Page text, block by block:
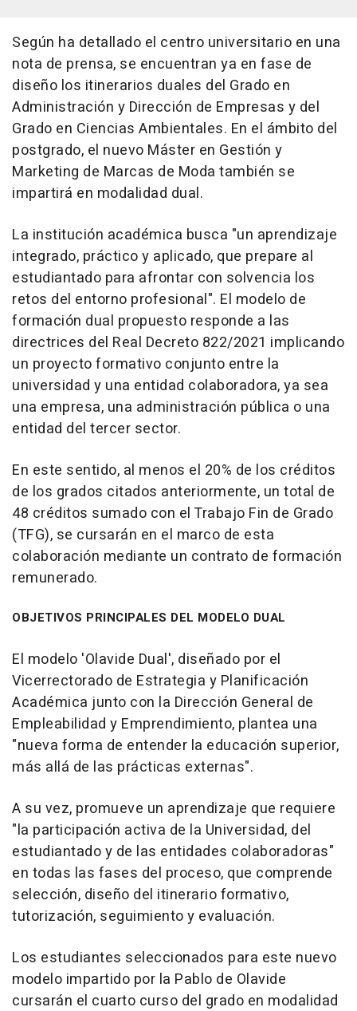
Según ha detallado el centro universitario en una
nota de prensa, se encuentran ya en fase de
diseño los itinerarios duales del Grado en
Administración y Dirección de Empresas y del
Grado en Ciencias Ambientales. En el ámbito del
postgrado, el nuevo Máster en Gestión y
Marketing de Marcas de Moda también se
impartirá en modalidad dual.
La institución académica busca "un aprendizaje
integrado, práctico y aplicado, que prepare al
estudiantado para afrontar con solvencia los
retos del entorno profesional". El modelo de
formación dual propuesto responde a las
directrices del Real Decreto 822/2021 implicando
un proyecto formativo conjunto entre la
universidad y una entidad colaboradora, ya sea
una empresa, una administración pública o una
entidad del tercer sector.
En este sentido, al menos el 20% de los créditos
de los grados citados anteriormente, un total de
48 créditos sumado con el Trabajo Fin de Grado
(TFG), se cursarán en el marco de esta
colaboración mediante un contrato de formación
remunerado.
OBJETIVOS PRINCIPALES DEL MODELO DUAL
El modelo 'Olavide Dual', diseñado por el
Vicerrectorado de Estrategia y Planificación
Académica junto con la Dirección General de
Empleabilidad y Emprendimiento, plantea una
"nueva forma de entender la educación superior,
más allá de las prácticas externas".
A su vez, promueve un aprendizaje que requiere
"la participación activa de la Universidad, del
estudiantado y de las entidades colaboradoras"
en todas las fases del proceso, que comprende
selección, diseño del itinerario formativo,
tutorización, seguimiento y evaluación.
Los estudiantes seleccionados para este nuevo
modelo impartido por la Pablo de Olavide
cursarán el cuarto curso del grado en modalidad